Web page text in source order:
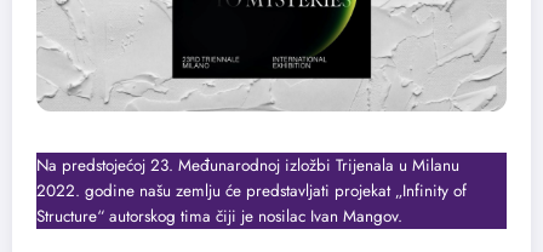
Na predstojećoj 23. Međunarodnoj izložbi Trijenala u Milanu
2022. godine našu zemlju će predstavljati projekat „Infinity of
Structure“ autorskog tima čiji je nosilac Ivan Mangov.